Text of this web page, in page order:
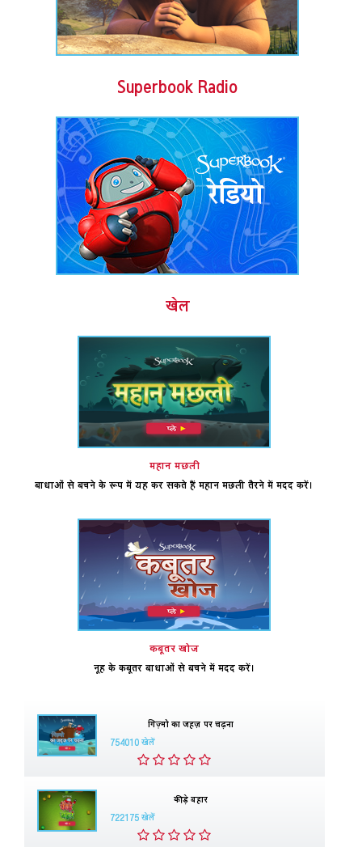
Superbook Radio
खेल
महान मछली
बाधाओं से बचने के रूप में यह कर सकते हैं महान मछली तैरने में मदद करें।
कबूतर खोज
नूह के कबूतर बाधाओं से बचने में मदद करें।
गिज़्मो का जहज़ पर चढ़ना
754010 खेलें
कीड़े बहार
722175 खेलें